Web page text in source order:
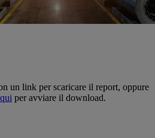
un link per scaricare il report, oppure
per avviare il download.